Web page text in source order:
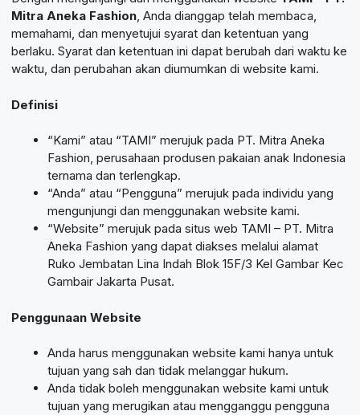
Mitra Aneka Fashion, Anda dianggap telah membaca,
memahami, dan menyetujui syarat dan ketentuan yang
berlaku. Syarat dan ketentuan ini dapat berubah dari waktu ke
waktu, dan perubahan akan diumumkan di website kami.
Definisi
“Kami” atau “TAMI” merujuk pada PT. Mitra Aneka
Fashion, perusahaan produsen pakaian anak Indonesia
ternama dan terlengkap.
“Anda” atau “Pengguna” merujuk pada individu yang
mengunjungi dan menggunakan website kami.
“Website” merujuk pada situs web TAMI – PT. Mitra
Aneka Fashion yang dapat diakses melalui alamat
Ruko Jembatan Lina Indah Blok 15F/3 Kel Gambar Kec
Gambair Jakarta Pusat.
Penggunaan Website
Anda harus menggunakan website kami hanya untuk
tujuan yang sah dan tidak melanggar hukum.
Anda tidak boleh menggunakan website kami untuk
tujuan yang merugikan atau mengganggu pengguna